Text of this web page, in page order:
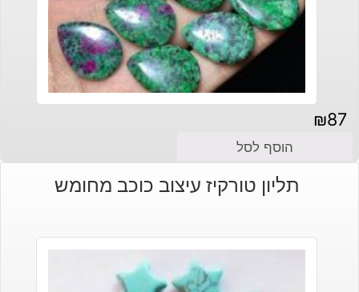
₪87
הוסף לסל
תליון טורקיז עיצוב כוכב מחומש